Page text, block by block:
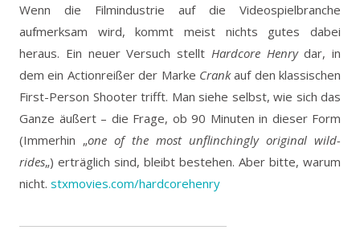
Wenn die Filmindustrie auf die Videospielbranche
aufmerksam wird, kommt meist nichts gutes dabei
heraus. Ein neuer Versuch stellt Hardcore Henrydar, in
dem ein Actionreißer der Marke Crankauf den klassischen
First-Person Shooter trifft. Man siehe selbst, wie sich das
Ganze äußert – die Frage, ob 90 Minuten in dieser Form
(Immerhin „one of the most unflinchingly original wild-
rides„) erträglich sind, bleibt bestehen. Aber bitte, warum
nicht. stxmovies.com/hardcorehenry